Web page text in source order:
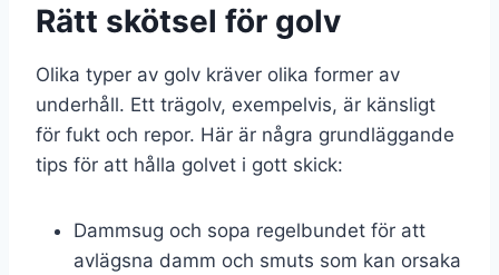
Rätt skötsel för golv
Olika typer av golv kräver olika former av
underhåll. Ett trägolv, exempelvis, är känsligt
för fukt och repor. Här är några grundläggande
tips för att hålla golvet i gott skick:
Dammsug och sopa regelbundet för att
avlägsna damm och smuts som kan orsaka